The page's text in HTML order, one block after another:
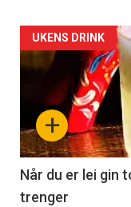
Forsiden
akkurat
nå
-
2
+
UKENS DRINK
Når du er lei gin
trenger